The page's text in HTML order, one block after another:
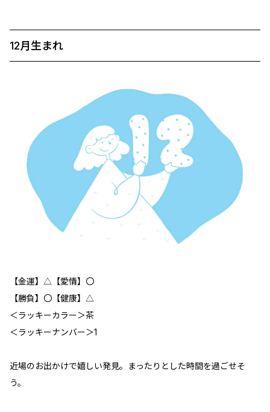
12月生まれ
【金運】△【愛情】〇
【勝負】〇【健康】△
＜ラッキーカラー＞茶
＜ラッキーナンバー＞1
近場のお出かけで嬉しい発見。まったりとした時間を過ごせそ
う。